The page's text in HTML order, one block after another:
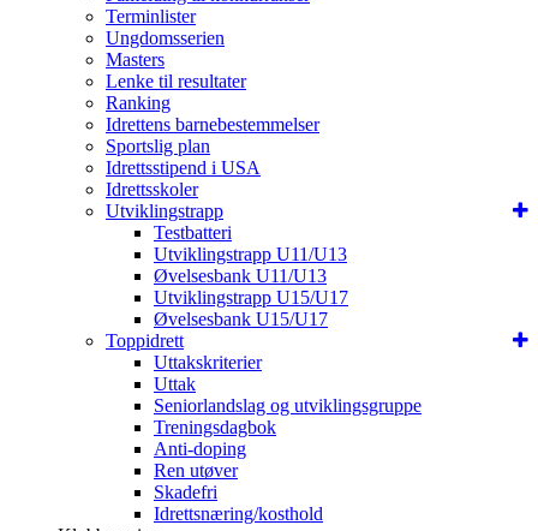
Terminlister
Ungdomsserien
Masters
Lenke til resultater
Ranking
Idrettens barnebestemmelser
Sportslig plan
Idrettsstipend i USA
Idrettsskoler
Utviklingstrapp
Testbatteri
Utviklingstrapp U11/U13
Øvelsesbank U11/U13
Utviklingstrapp U15/U17
Øvelsesbank U15/U17
Toppidrett
Uttakskriterier
Uttak
Seniorlandslag og utviklingsgruppe
Treningsdagbok
Anti-doping
Ren utøver
Skadefri
Idrettsnæring/kosthold